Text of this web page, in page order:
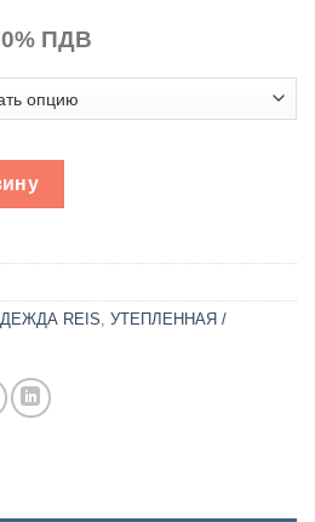
ПДВ
жилетка зимняя 4 в 1 REIS
REIS, УТЕПЛЕННАЯ /